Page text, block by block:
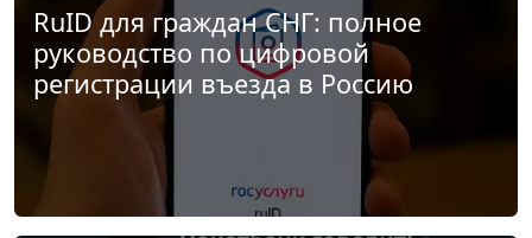
RuID для граждан СНГ: полное
руководство по цифровой
регистрации въезда в Россию